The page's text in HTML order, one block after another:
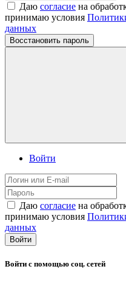
Даю согласие на
принимаю условия
данных
Восстановить пароль
Войти
Даю согласие на
принимаю условия
данных
Войти
Войти с помощью соц. сетей